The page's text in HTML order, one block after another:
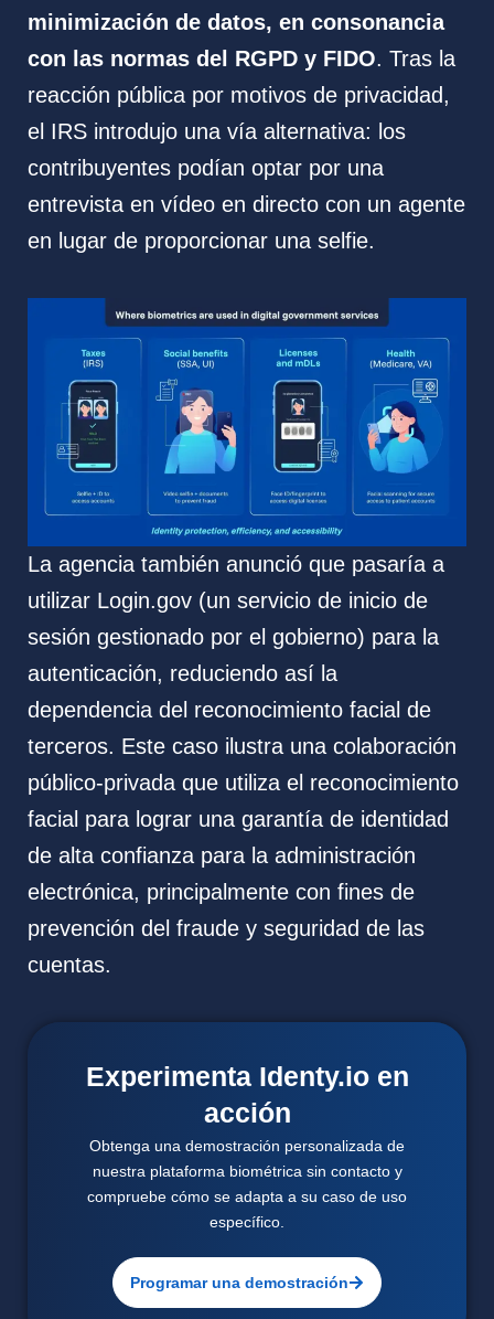
minimización de datos, en consonancia
con las normas del RGPD y FIDO. Tras la
reacción pública por motivos de privacidad,
el IRS introdujo una vía alternativa: los
contribuyentes podían optar por una
entrevista en vídeo en directo con un agente
en lugar de proporcionar una selfie.
La agencia también anunció que pasaría a
utilizar Login.gov (un servicio de inicio de
sesión gestionado por el gobierno) para la
autenticación, reduciendo así la
dependencia del reconocimiento facial de
terceros. Este caso ilustra una colaboración
público-privada que utiliza el reconocimiento
facial para lograr una garantía de identidad
de alta confianza para la administración
electrónica, principalmente con fines de
prevención del fraude y seguridad de las
cuentas.
Experimenta Identy.io en
acción
Obtenga una demostración personalizada de
nuestra plataforma biométrica sin contacto y
compruebe cómo se adapta a su caso de uso
específico.
Programar una demostración